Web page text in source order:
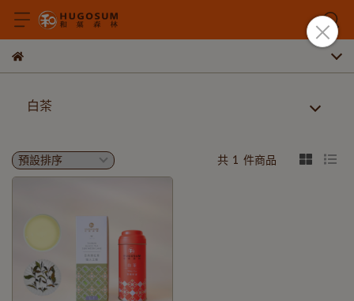
白茶
共 1 件商品